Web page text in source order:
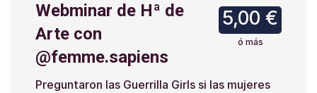
5,00 €
ó más
Webminar de Hª de
Arte con
@femme.sapiens
Preguntaron las Guerrilla Girls si las mujeres